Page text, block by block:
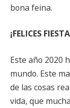
bona feina.
¡FELICES
Este año 2020
mundo. Este
de las cosas
vida, que